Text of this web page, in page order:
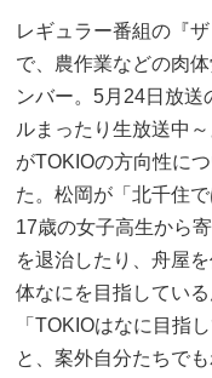
レギュラー番組の『
で、農作業などの肉
ンバー。5月24日放送
ルまったり生放送中
がTOKIOの方向性に
た。松岡が「北千住
17歳の女子高生から
を退治したり、舟屋
体なにを目指してい
「TOKIOはなに目指
と、案外自分たちで